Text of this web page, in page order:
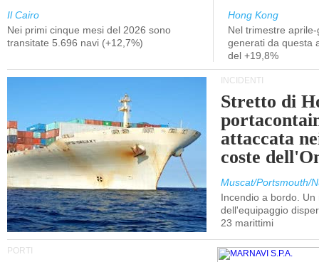
Il Cairo
Nei primi cinque mesi del 2026 sono
transitate 5.696 navi (+12,7%)
Hong Kong
Nel trimestre
generati da questa
del +19,8%
INCIDENTI
Stretto di
attaccata
coste
Muscat/Portsmouth/
Incendio a bordo. Un
dell'equipaggio
23 marittimi
PORTI